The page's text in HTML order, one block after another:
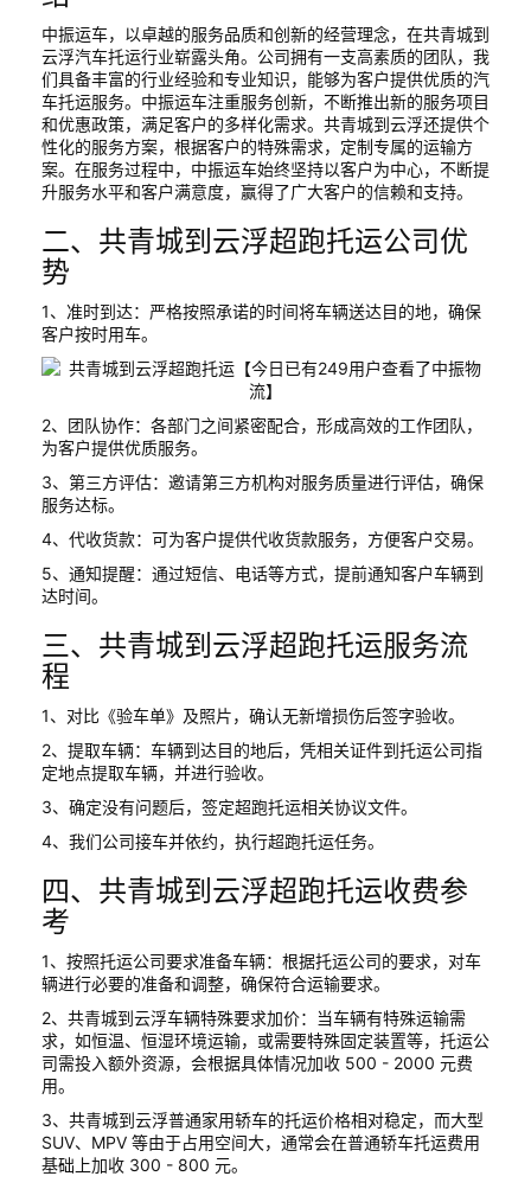
中振运车，以卓越的服务品质和创新的经营理念，在共青城到
云浮汽车托运行业崭露头角。公司拥有一支高素质的团队，我
们具备丰富的行业经验和专业知识，能够为客户提供优质的汽
车托运服务。中振运车注重服务创新，不断推出新的服务项目
和优惠政策，满足客户的多样化需求。共青城到云浮还提供个
性化的服务方案，根据客户的特殊需求，定制专属的运输方
案。在服务过程中，中振运车始终坚持以客户为中心，不断提
升服务水平和客户满意度，赢得了广大客户的信赖和支持。
二、共青城到云浮超跑托运公司优
势
1、准时到达：严格按照承诺的时间将车辆送达目的地，确保
客户按时用车。
2、团队协作：各部门之间紧密配合，形成高效的工作团队，
为客户提供优质服务。
3、第三方评估：邀请第三方机构对服务质量进行评估，确保
服务达标。
4、代收货款：可为客户提供代收货款服务，方便客户交易。
5、通知提醒：通过短信、电话等方式，提前通知客户车辆到
达时间。
三、共青城到云浮超跑托运服务流
程
1、对比《验车单》及照片，确认无新增损伤后签字验收。
2、提取车辆：车辆到达目的地后，凭相关证件到托运公司指
定地点提取车辆，并进行验收。
3、确定没有问题后，签定超跑托运相关协议文件。
4、我们公司接车并依约，执行超跑托运任务。
四、共青城到云浮超跑托运收费参
考
1、按照托运公司要求准备车辆：根据托运公司的要求，对车
辆进行必要的准备和调整，确保符合运输要求。
2、共青城到云浮车辆特殊要求加价：当车辆有特殊运输需
求，如恒温、恒湿环境运输，或需要特殊固定装置等，托运公
司需投入额外资源，会根据具体情况加收 500 - 2000 元费
用。
3、共青城到云浮普通家用轿车的托运价格相对稳定，而大型
SUV、MPV 等由于占用空间大，通常会在普通轿车托运费用
基础上加收 300 - 800 元。